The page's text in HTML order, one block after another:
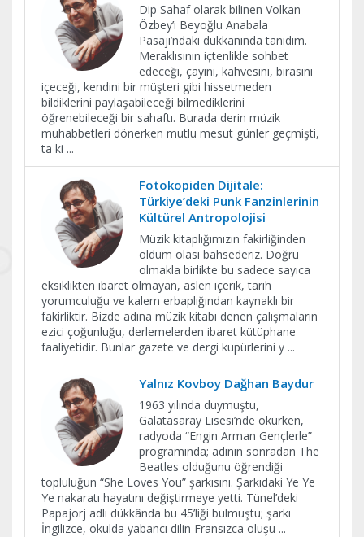
Dip Sahaf olarak bilinen Volkan
Özbey’i Beyoğlu Anabala
Pasajı’ndaki dükkanında tanıdım.
Meraklısının içtenlikle sohbet
edeceği, çayını, kahvesini, birasını
içeceği, kendini bir müşteri gibi hissetmeden
bildiklerini paylaşabileceği bilmediklerini
öğrenebileceği bir sahaftı. Burada derin müzik
muhabbetleri dönerken mutlu mesut günler geçmişti,
ta ki ...
Fotokopiden Dijitale:
Türkiye’deki Punk Fanzinlerinin
Kültürel Antropolojisi
Müzik kitaplığımızın fakirliğinden
oldum olası bahsederiz. Doğru
olmakla birlikte bu sadece sayıca
eksiklikten ibaret olmayan, aslen içerik, tarih
yorumculuğu ve kalem erbaplığından kaynaklı bir
fakirliktir. Bizde adına müzik kitabı denen çalışmaların
ezici çoğunluğu, derlemelerden ibaret kütüphane
faaliyetidir. Bunlar gazete ve dergi kupürlerini y ...
Yalnız Kovboy Dağhan Baydur
1963 yılında duymuştu,
Galatasaray Lisesi’nde okurken,
radyoda “Engin Arman Gençlerle”
programında; adının sonradan The
Beatles olduğunu öğrendiği
topluluğun “She Loves You” şarkısını. Şarkıdaki Ye Ye
Ye nakaratı hayatını değiştirmeye yetti. Tünel’deki
Papajorj adlı dükkânda bu 45’liği bulmuştu; şarkı
İngilizce, okulda yabancı dilin Fransızca oluşu ...